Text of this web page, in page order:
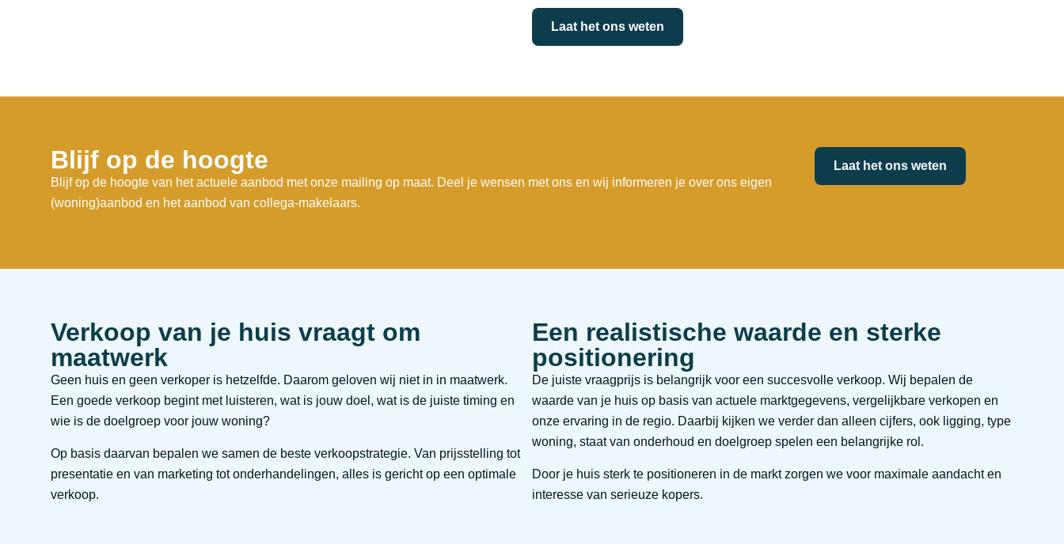
Laat het ons weten
Blijf op de hoogte
Blijf op de hoogte van het actuele aanbod met onze mailing op maat. Deel je wensen met ons en wij informeren je over ons eigen
(woning)aanbod en het aanbod van collega-makelaars.
Laat het ons weten
Verkoop van je huis vraagt om
maatwerk
Geen huis en geen verkoper is hetzelfde. Daarom geloven wij niet in in maatwerk.
Een goede verkoop begint met luisteren, wat is jouw doel, wat is de juiste timing en
wie is de doelgroep voor jouw woning?
Op basis daarvan bepalen we samen de beste verkoopstrategie. Van prijsstelling tot
presentatie en van marketing tot onderhandelingen, alles is gericht op een optimale
verkoop.
Een realistische waarde en sterke
positionering
De juiste vraagprijs is belangrijk voor een succesvolle verkoop. Wij bepalen de
waarde van je huis op basis van actuele marktgegevens, vergelijkbare verkopen en
onze ervaring in de regio. Daarbij kijken we verder dan alleen cijfers, ook ligging, type
woning, staat van onderhoud en doelgroep spelen een belangrijke rol.
Door je huis sterk te positioneren in de markt zorgen we voor maximale aandacht en
interesse van serieuze kopers.